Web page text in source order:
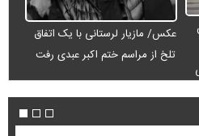
عکس/ مازیار لرستانی با یک اتفاق
تلخ از مراسم ختم اکبر عبدی رفت